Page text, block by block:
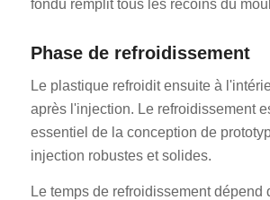
fondu remplit tous les recoins du
Phase de refroidissement
Le plastique refroidit ensuite à
après l'injection. Le refroidissement
essentiel de la conception de
injection robustes et solides.
Le temps de refroidissement dépend